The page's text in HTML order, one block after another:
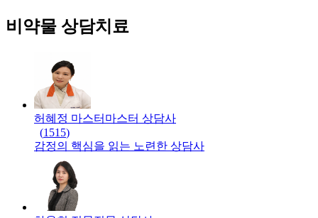
비약물 상담치료
허혜정 마스터 마스터 상담사
(1515)
감정의 핵심을 읽는 노련한 상담사